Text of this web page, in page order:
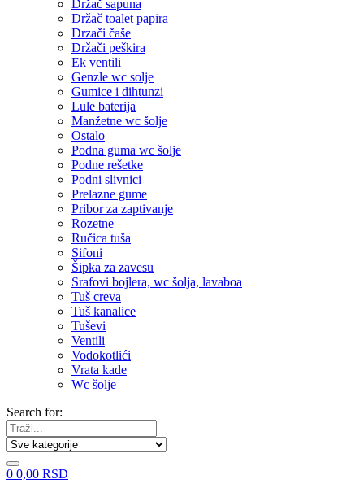
Držač sapuna
Držač toalet papira
Drzači čaše
Držači peškira
Ek ventili
Genzle wc solje
Gumice i dihtunzi
Lule baterija
Manžetne wc šolje
Ostalo
Podna guma wc šolje
Podne rešetke
Podni slivnici
Prelazne gume
Pribor za zaptivanje
Rozetne
Ručica tuša
Sifoni
Šipka za zavesu
Srafovi bojlera, wc šolja, lavaboa
Tuš creva
Tuš kanalice
Tuševi
Ventili
Vodokotlići
Vrata kade
Wc šolje
Search for:
0 0,00 RSD